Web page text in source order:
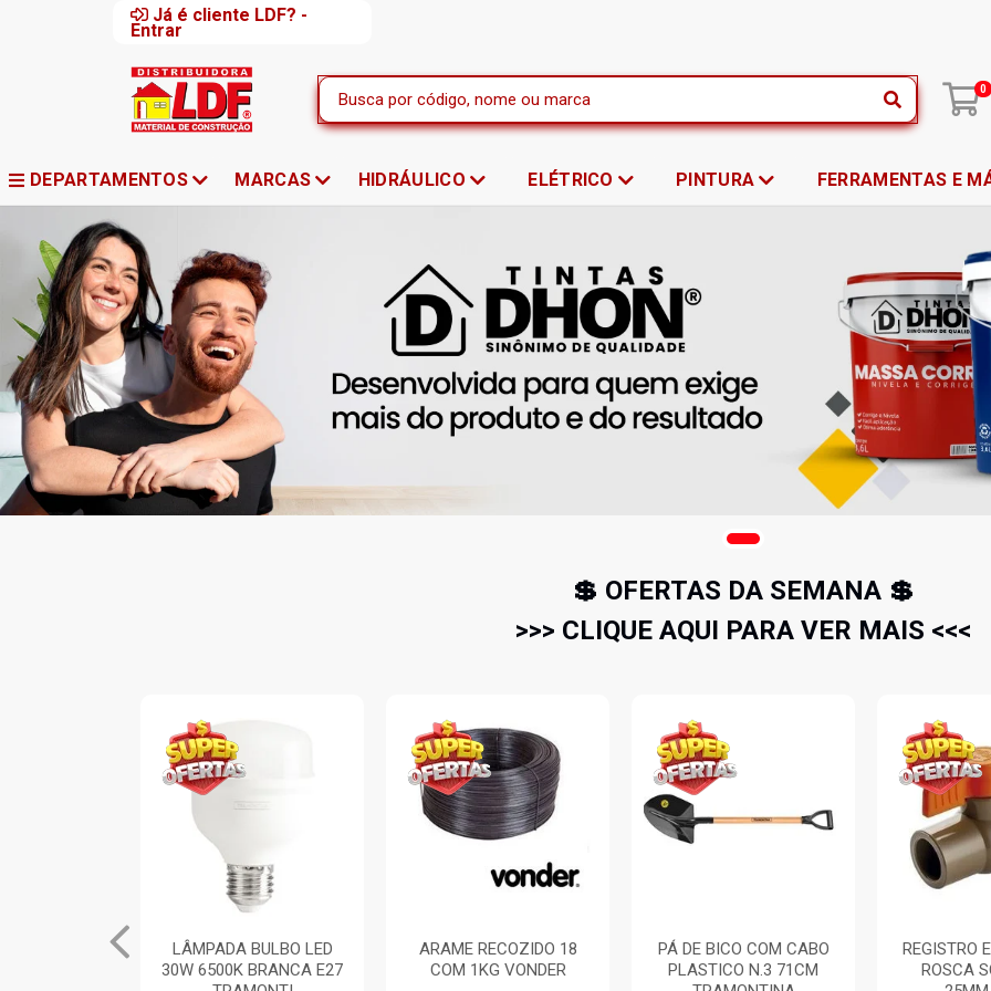
Já é cliente LDF? -
Entrar
0
DEPARTAMENTOS MARCAS HIDRÁULICO ELÉTRICO PINTURA FERRAMENTAS E
💲 OFERTAS DA SEMANA 💲
>>> CLIQUE AQUI PARA VER MAIS <<<
ARAME RECOZIDO 18
COM 1KG VONDER
PÁ DE BICO COM CABO
PLASTICO N.3 71CM
REGISTRO ESFERA PVC
ROSCA SOLDAVEL
PLUG